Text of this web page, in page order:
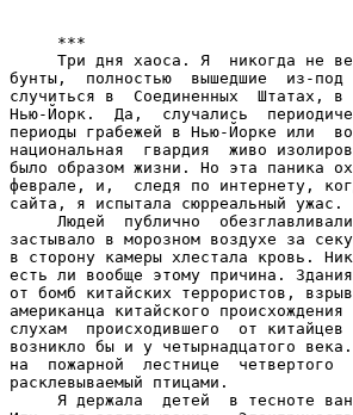
     ***
Три дня хаоса. Я  никогда не
бунты,  полностью  вышедшие  из-
случиться в  Соединенных  Штатах,
Нью-Йорк.  Да,  случались
периоды грабежей в Нью-Йорке или
национальная  гвардия  живо
было образом жизни. Но эта паника
феврале, и,  следя по интернету,
сайта, я испытала сюрреальный
Людей  публично
застывало в морозном воздухе за
в сторону камеры хлестала кровь.
есть ли вообще этому причина.
от бомб китайских террористов,
американца китайского
слухам  происходившего  от
возникло бы и у четырнадцатого
на  пожарной  лестнице
расклевываемый птицами.
Я держала  детей  в тесноте